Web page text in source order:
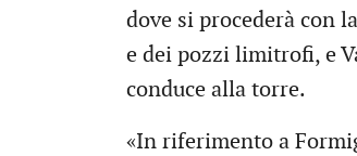
dove si procederà con
e dei pozzi limitrofi, e
conduce alla torre.
«In riferimento a